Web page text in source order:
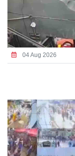
04 Aug 2026